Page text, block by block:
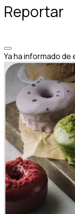
Reportar
Ya ha informado de